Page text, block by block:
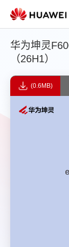
华为坤灵
（26H1）
(0.6MB)